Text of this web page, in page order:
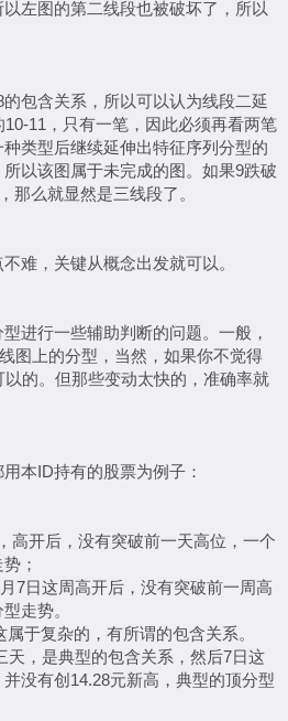
左图的第二线段也被破坏了，所以
包含关系，所以可以认为线段二延
11，只有一笔，因此必须再看两笔
类型后继续延伸出特征序列分型的
以该图属于未完成的图。如果9跌破
那么就显然是三线段了。
难，关键从概念出发就可以。
进行一些辅助判断的问题。一般，
图上的分型，当然，如果你不觉得
以的。但那些变动太快的，准确率就
本ID持有的股票为例子：
高开后，没有突破前一天高位，一个
；
7日这周高开后，没有突破前一周高
走势。
于复杂的，有所谓的包含关系。
天，是典型的包含关系，然后7日这
没有创14.28元新高，典型的顶分型